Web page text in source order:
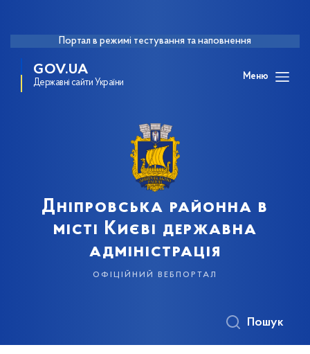
Портал в режимі тестування та наповнення
GOV.UA
Державні сайти України
Меню
Дніпровська районна в
місті Києві державна
адміністрація
офіційний вебпортал
Пошук